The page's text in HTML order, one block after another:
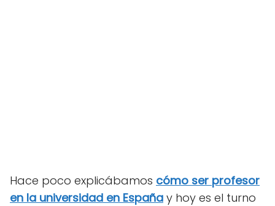
Hace poco explicábamos cómo ser profesor
en la universidad en España y hoy es el turno